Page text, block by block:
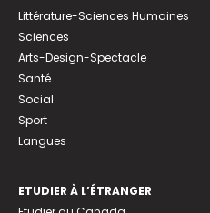
Littérature-Sciences Humaines
Sciences
Arts-Design-Spectacle
Santé
Social
Sport
Langues
ETUDIER À L’ÉTRANGER